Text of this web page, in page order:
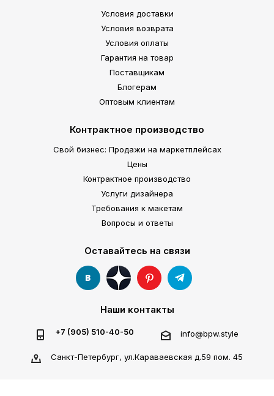
Условия доставки
Условия возврата
Условия оплаты
Гарантия на товар
Поставщикам
Блогерам
Оптовым клиентам
Контрактное производство
Свой бизнес: Продажи на маркетплейсах
Цены
Контрактное производство
Услуги дизайнера
Требования к макетам
Вопросы и ответы
Оставайтесь на связи
Наши контакты
+7 (905) 510-40-50 info@bpw.style
Санкт-Петербург, ул.Караваевская д.59 пом. 45